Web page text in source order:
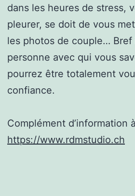
dans les heures de stress,
pleurer, se doit de vous
les photos de couple…
personne avec qui vous
pourrez être totalement
confiance.
Complément d’information
https://www.rdmstudio.ch